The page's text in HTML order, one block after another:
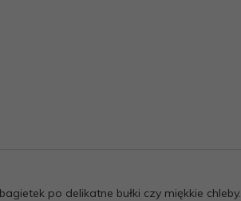
po delikatne bułki czy miękkie chleby.